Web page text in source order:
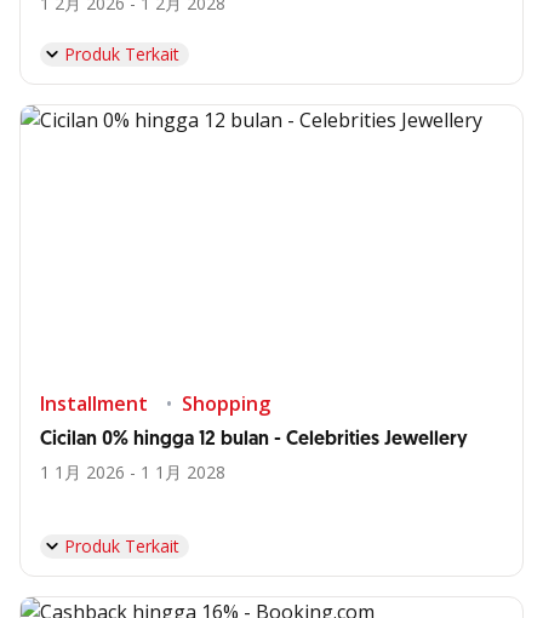
Produk Terkait
Installment Shopping
Cicilan 0% hingga 12 bulan - Celebrities Jewellery
1 1月 2026 - 1 1月 2028
Produk Terkait